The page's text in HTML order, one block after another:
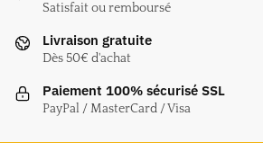
Satisfait ou remboursé
Livraison gratuite
Dès 50€ d'achat
Paiement 100% sécurisé SSL
PayPal / MasterCard / Visa